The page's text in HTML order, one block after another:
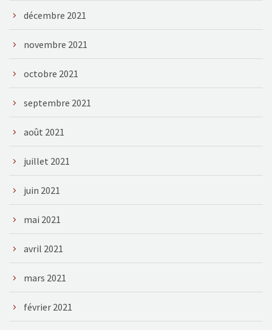
décembre 2021
novembre 2021
octobre 2021
septembre 2021
août 2021
juillet 2021
juin 2021
mai 2021
avril 2021
mars 2021
février 2021